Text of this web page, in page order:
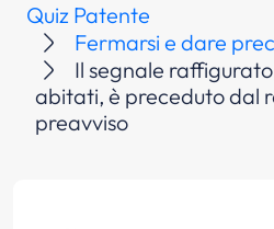
Quiz Patente
Fermarsi e dare
Il segnale
abitati, è preceduto dal
preavviso